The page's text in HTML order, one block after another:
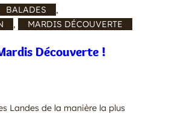
BALADES
, MARDIS DÉCOUVERTE
Découverte !
Landes de la manière la plus